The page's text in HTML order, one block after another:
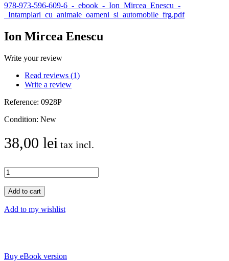
978-973-596-609-6_-_ebook_-_Ion_Mircea_Enescu_-
_Intamplari_cu_animale_oameni_si_automobile_frg.pdf
Ion Mircea Enescu
Write your review
Read reviews (1)
Write a review
Reference: 0928P
Condition: New
38,00 lei tax incl.
Add to cart
Add to my wishlist
Buy eBook version